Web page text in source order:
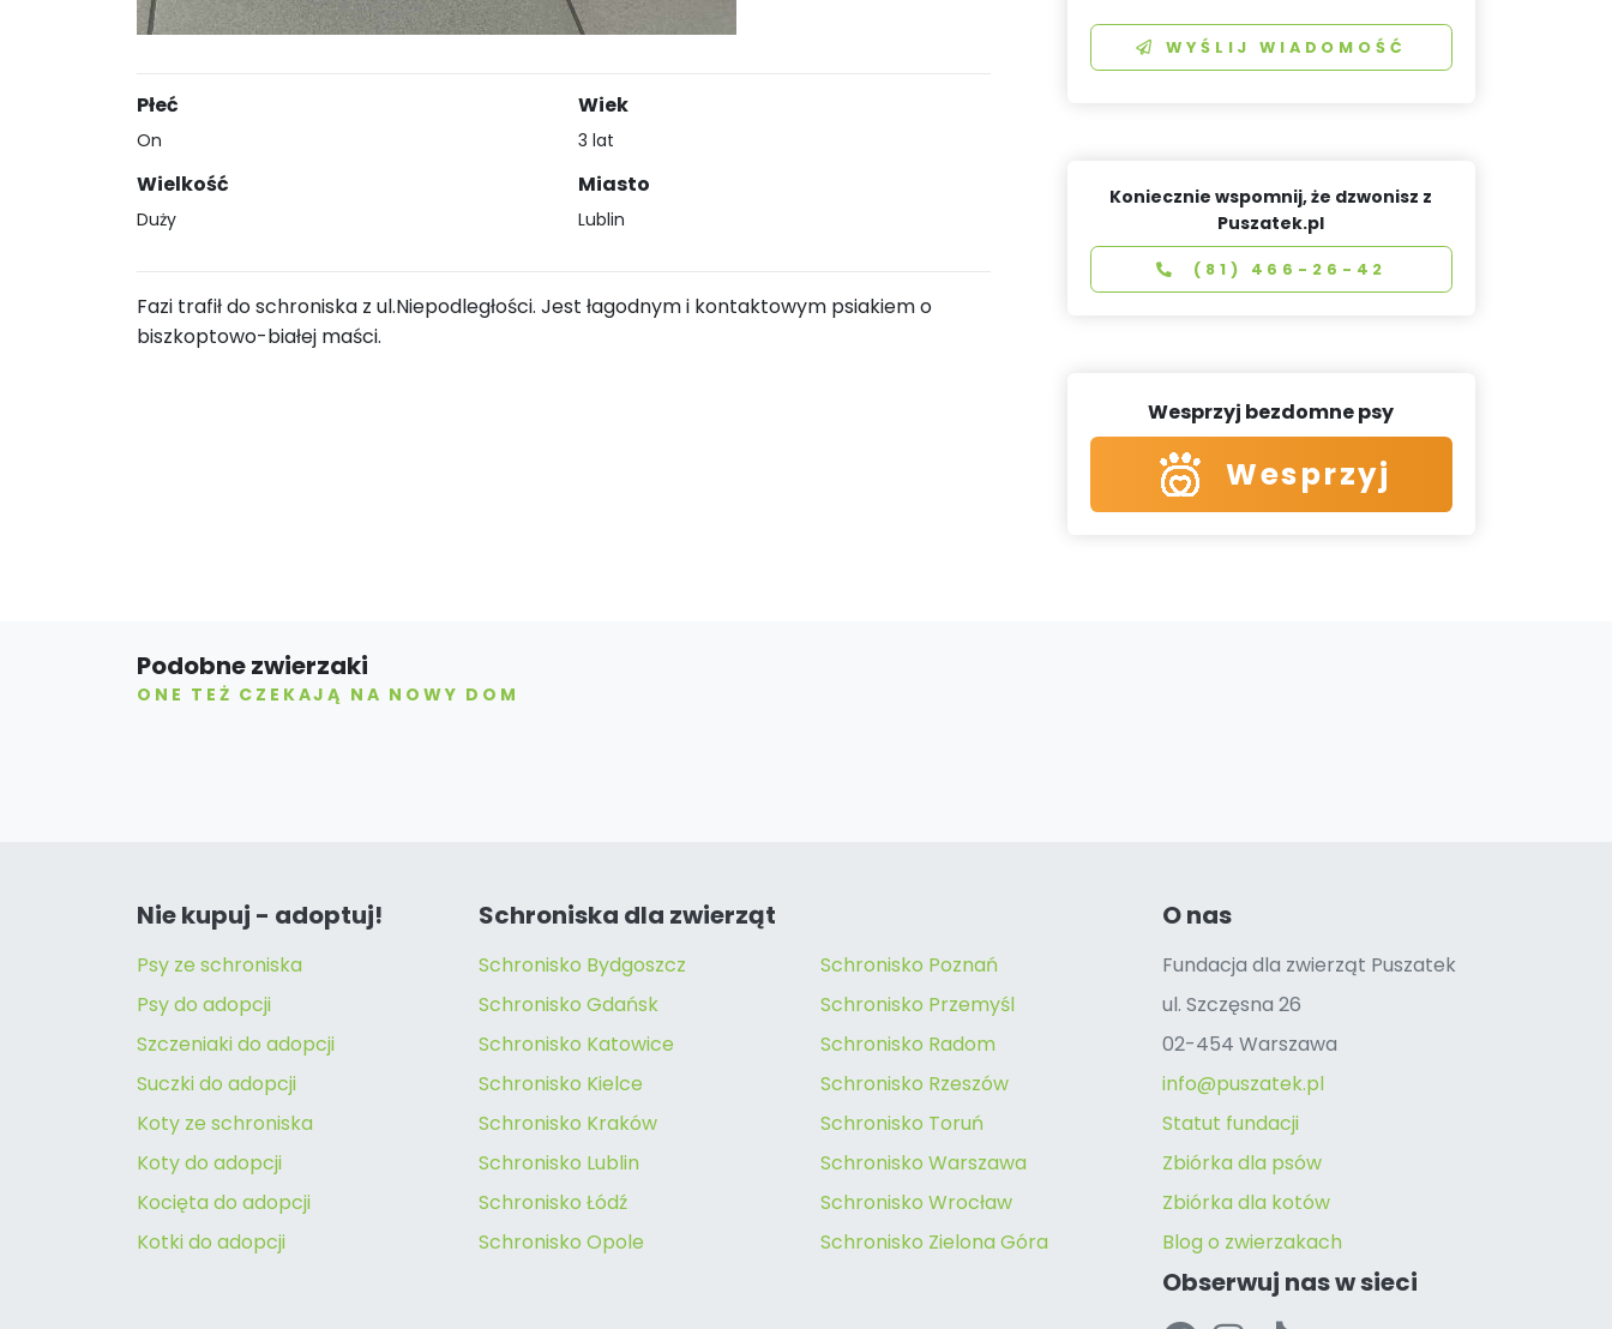
Płeć
On
Wielkość
Duży
Wiek
3 lat
Miasto
Lublin
Fazi trafił do schroniska z ul.Niepodległości. Jest łagodnym i kontaktowym psiakiem o
biszkoptowo-białej maści.
WYŚLIJ WIADOMOŚĆ
Koniecznie wspomnij, że dzwonisz z
Puszatek.pl
(81) 466-26-42
Wesprzyj bezdomne psy
Wesprzyj
Podobne zwierzaki
ONE TEŻ CZEKAJĄ NA NOWY DOM
Nie kupuj - adoptuj!
Psy ze schroniska
Psy do adopcji
Szczeniaki do adopcji
Suczki do adopcji
Koty ze schroniska
Koty do adopcji
Kocięta do adopcji
Kotki do adopcji
Schroniska dla zwierząt
Schronisko Bydgoszcz
Schronisko Gdańsk
Schronisko Katowice
Schronisko Kielce
Schronisko Kraków
Schronisko Lublin
Schronisko Łódź
Schronisko Opole
Schronisko Poznań
Schronisko Przemyśl
Schronisko Radom
Schronisko Rzeszów
Schronisko Toruń
Schronisko Warszawa
Schronisko Wrocław
Schronisko Zielona Góra
O nas
Fundacja dla zwierząt Puszatek
ul. Szczęsna 26
02-454 Warszawa
info@puszatek.pl
Statut fundacji
Zbiórka dla psów
Zbiórka dla kotów
Blog o zwierzakach
Obserwuj nas w sieci